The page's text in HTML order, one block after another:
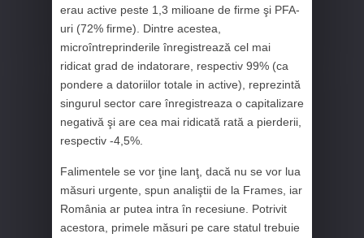
erau active peste 1,3 milioane de firme şi PFA-
uri (72% firme). Dintre acestea,
microîntreprinderile înregistrează cel mai
ridicat grad de indatorare, respectiv 99% (ca
pondere a datoriilor totale in active), reprezintă
singurul sector care înregistreaza o capitalizare
negativă şi are cea mai ridicată rată a pierderii,
respectiv -4,5%.
Falimentele se vor ţine lanţ, dacă nu se vor lua
măsuri urgente, spun analiştii de la Frames, iar
România ar putea intra în recesiune. Potrivit
acestora, primele măsuri pe care statul trebuie